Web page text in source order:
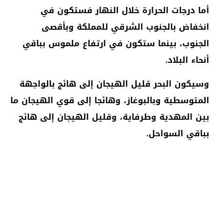
أما درجات الحرارة خلال النهار فستكون في
انخفاض بالجنوب الشرقي للمملكة وبأقصى
الجنوب، بينما ستكون في ارتفاع ملموس بباقي
أنحاء البلاد.
وسيكون البحر قليل الهيجان إلى هائج بالواجهة
المتوسطية وبالبوغاز، وهائجا إلى قوي الهيجان ما
بين المهدية وطرفاية، وقليل الهيجان إلى هائج
بباقي السواحل.